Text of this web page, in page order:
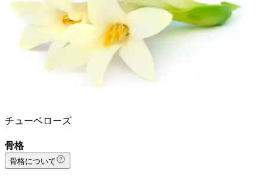
チューベローズ
骨格
骨格について